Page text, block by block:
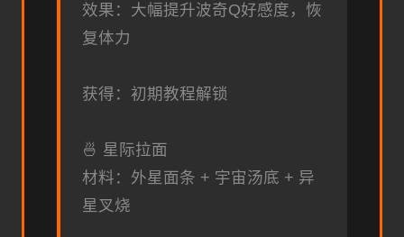
效果：大幅提升波奇Q好感度，恢
复体力
获得：初期教程解锁
🍜 星际拉面
材料：外星面条 + 宇宙汤底 + 异
星叉烧